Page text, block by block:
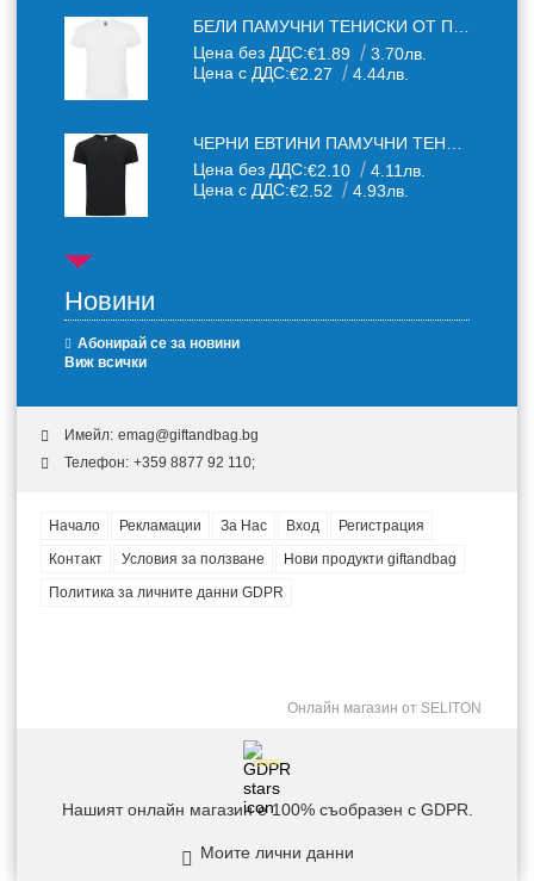
Цена без ДДС:€1.89
3.70лв.
Цена с ДДС:€2.27 4.44лв.
Цена без ДДС:€2.10
4.11лв.
Цена с ДДС:€2.52 4.93лв.
Новини
Абонирай се за новини
Виж всички
Имейл: emag@giftandbag.bg
Телефон: +359 8877 92 110;
Начало Рекламации За Нас Вход
Регистрация
Контакт
Условия за ползване
Нови продукти giftandbag
Политика за личните данни GDPR
Онлайн магазин от SELITON
GDPR
Нашият онлайн магазин е 100% съобразен с GDPR.
Моите лични данни